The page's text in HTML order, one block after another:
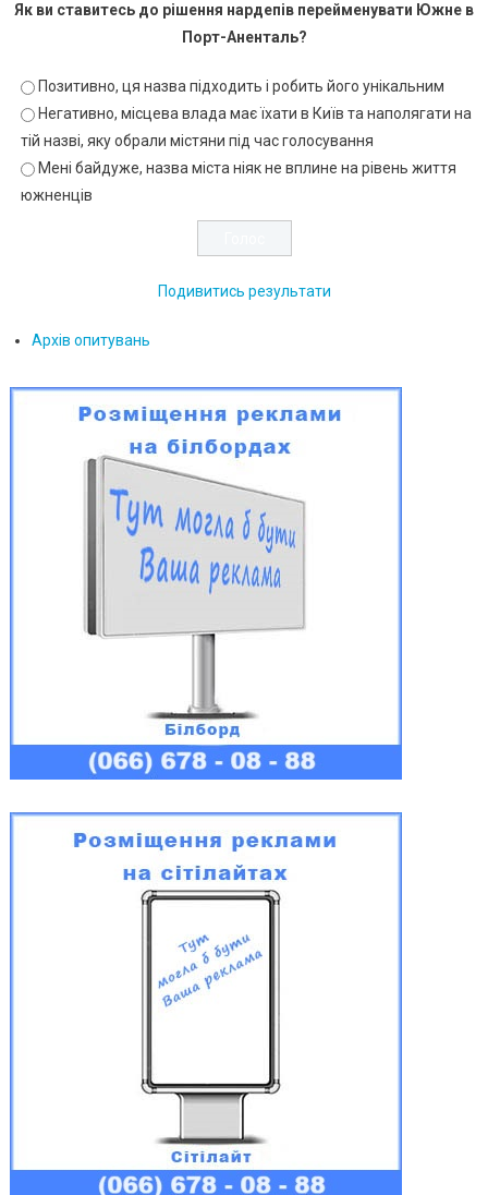
Як ви ставитесь до рішення нардепів перейменувати Южне в
Порт-Аненталь?
Позитивно, ця назва підходить і робить його унікальним
Негативно, місцева влада має їхати в Київ та наполягати на
тій назві, яку обрали містяни під час голосування
Мені байдуже, назва міста ніяк не вплине на рівень життя
южненців
Подивитись результати
Архів опитувань